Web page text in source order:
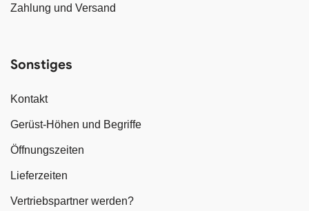
Zahlung und Versand
Sonstiges
Kontakt
Gerüst-Höhen und Begriffe
Öffnungszeiten
Lieferzeiten
Vertriebspartner werden?